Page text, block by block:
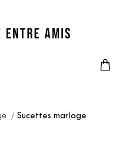
Sucettes mariage